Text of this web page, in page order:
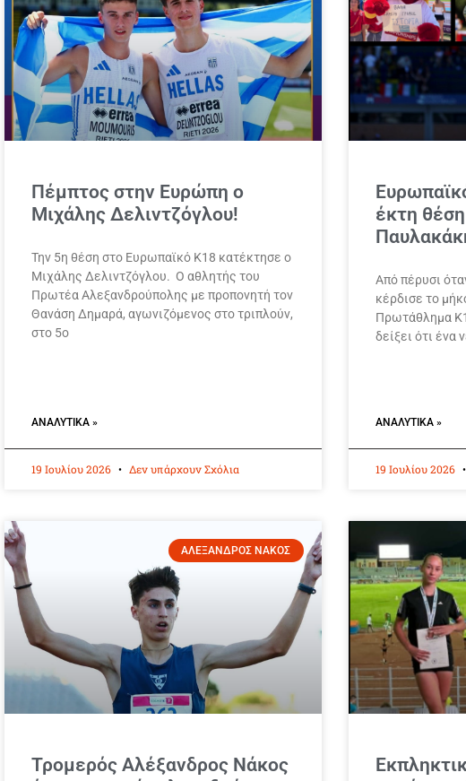
Πέμπτος στην Ευρώπη ο
Μιχάλης Δελιντζόγλου!
Την 5η θέση στο Ευρωπαϊκό Κ18 κατέκτησε ο
Μιχάλης Δελιντζόγλου. Ο αθλητής του
Πρωτέα Αλεξανδρούπολης με προπονητή τον
Θανάση Δημαρά, αγωνιζόμενος στο τριπλούν,
στο 5ο
ΑΝΑΛΥΤΙΚΆ »
19 Ιουλίου 2026 Δεν υπάρχουν Σχόλια
έκτη
Από πέρυσι
κέρδισε το
Πρωτάθλημα
δείξει ότι ένα
ΑΝΑΛΥΤΙΚΆ »
19 Ιουλίου 2026
ΑΛΕΞΑΝΔΡΟΣ ΝΑΚΟΣ
Τρομερός Αλέξανδρος Νάκος